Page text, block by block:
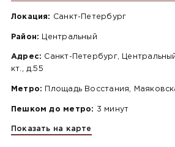
Локация: Санкт-Петербург
Район: Центральный
Адрес: Санкт-Петербург,
кт., д.55
Метро: Площадь Восстания,
Пешком до метро: 3 минут
Показать на карте